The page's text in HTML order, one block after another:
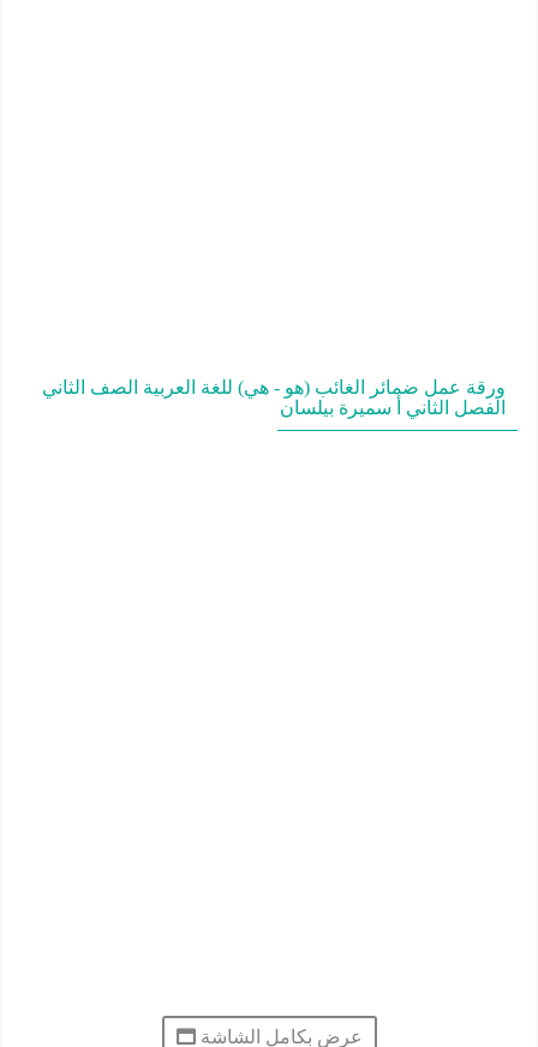
ورقة عمل ضمائر الغائب (هو - هي) للغة العربية الصف الثاني
الفصل الثاني أ سميرة بيلسان
عرض بكامل الشاشة